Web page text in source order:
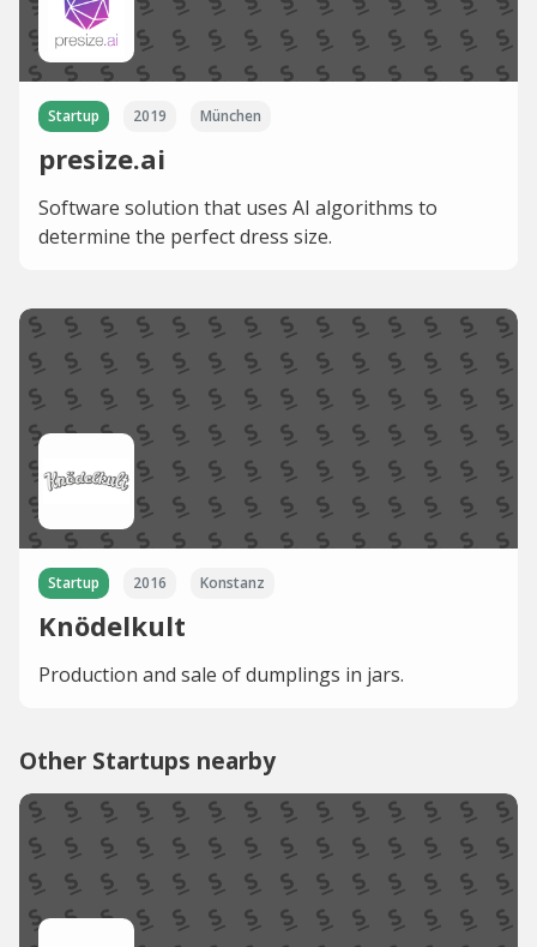
Startup 2019 München
presize.ai
Software solution that uses AI algorithms to
determine the perfect dress size.
Startup 2016 Konstanz
Knödelkult
Production and sale of dumplings in jars.
Other Startups nearby